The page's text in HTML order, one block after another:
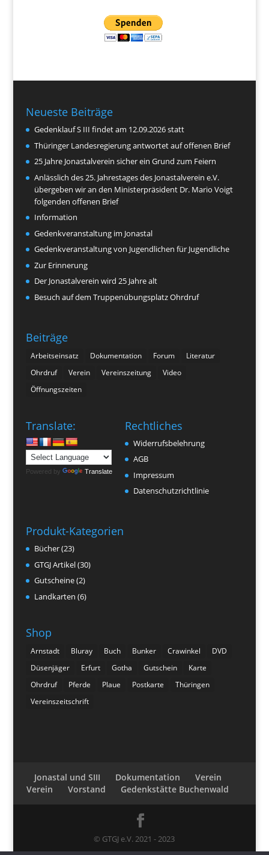
Neueste Beiträge
Gedenklauf S III findet am 12.09.2026 statt
Thüringer Landesregierung antwortet auf offenen Brief
25 Jahre Jonastalverein sicher ein Grund zum Feiern
Anlässlich des 25. Jahrestages des Jonastalverein e.V.
übergeben wir an den Ministerpräsident Dr. Mario Voigt
folgenden offenen Brief
Information
Gedenkveranstaltung im Jonastal
Gedenkveranstaltung von Jugendlichen für Jugendliche
Zur Erinnerung
Der Jonastalverein wird 25 Jahre alt
Besuch auf dem Truppenübungsplatz Ohrdruf
Beiträge
Arbeitseinsatz Dokumentation Forum
Literatur
Ohrdruf
Verein Vereinszeitung
Video
Öffnungszeiten
Translate:
Powered by Translate
Rechtliches
Widerrufsbelehrung
AGB
Impressum
Datenschutzrichtlinie
Produkt-Kategorien
Bücher(23)
GTGJ Artikel(30)
Gutscheine(2)
Landkarten (6)
Shop
Arnstadt Bluray Buch Bunker Crawinkel
DVD
Düsenjäger
Erfurt Gotha Gutschein
Karte
Ohrdruf
Pferde Plaue Postkarte
Thüringen
Vereinszeitschrift
Jonastal und SIII Dokumentation
Verein
Verein
Vorstand Gedenkstätte Buchenwald
© GTGJ e.V. 2021 - 2023